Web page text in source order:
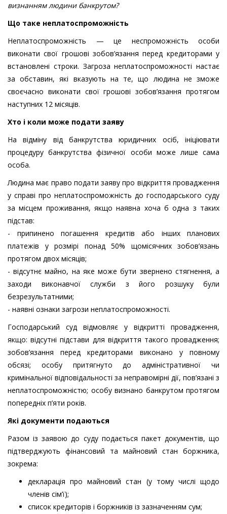
визнанням людини банкрутом?
Що таке неплатоспроможність
Неплатоспроможність — це неспроможність особи
виконати свої грошові зобов’язання перед кредиторами у
встановлені строки. Загроза неплатоспроможності настає
за обставин, які вказують на те, що людина не зможе
своєчасно виконати свої грошові зобов’язання протягом
наступних 12 місяців.
Хто і коли може подати заяву
На відміну від банкрутства юридичних осіб, ініціювати
процедуру банкрутства фізичної особи може лише сама
особа.
Людина має право подати заяву про відкриття провадження
у справі про неплатоспроможність до господарського суду
за місцем проживання, якщо наявна хоча б одна з таких
підстав:
- припинено погашення кредитів або інших планових
платежів у розмірі понад 50% щомісячних зобов’язань
протягом двох місяців;
- відсутнє майно, на яке може бути звернено стягнення, а
заходи виконавчої служби з його розшуку були
безрезультатними;
- наявні ознаки загрози неплатоспроможності.
Господарський суд відмовляє у відкритті провадження,
якщо: відсутні підстави для відкриття такого провадження;
зобов’язання перед кредиторами виконано у повному
обсязі; особу притягнуто до адміністративної чи
кримінальної відповідальності за неправомірні дії, пов’язані з
неплатоспроможністю; особу визнано банкрутом протягом
попередніх п’яти років.
Які документи подаються
Разом із заявою до суду подається пакет документів, що
підтверджують фінансовий та майновий стан боржника,
зокрема:
декларація про майновий стан (у тому числі щодо
членів сім’ї);
список кредиторів і боржників із зазначенням сум;